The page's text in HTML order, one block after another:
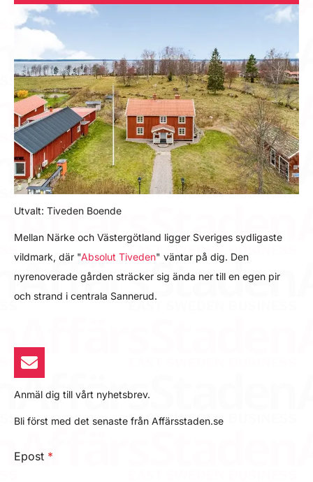
Utvalt: Tiveden Boende
Mellan Närke och Västergötland ligger Sveriges sydligaste
vildmark, där "Absolut Tiveden" väntar på dig. Den
nyrenoverade gården sträcker sig ända ner till en egen pir
och strand i centrala Sannerud.
Anmäl dig till vårt nyhetsbrev.
Bli först med det senaste från Affärsstaden.se
Epost *